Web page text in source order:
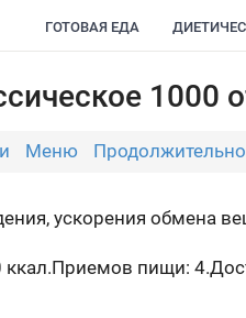
ГОТОВАЯ ЕДА
1000
Меню
ускорения обмена
Приемов пищи: 4.